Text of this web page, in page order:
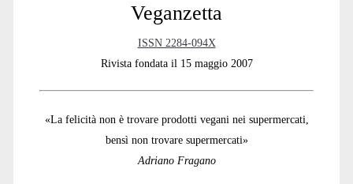
Veganzetta
ISSN 2284-094X
Rivista fondata il 15 maggio 2007
«La felicità non è trovare prodotti vegani nei supermercati,
bensì non trovare supermercati»
Adriano Fragano